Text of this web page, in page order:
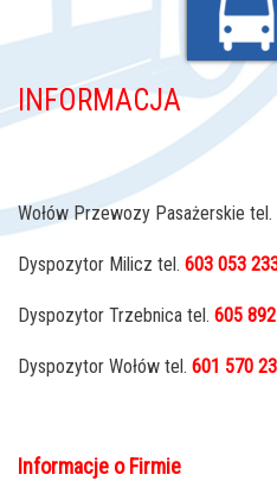
INFORMACJA
Wołów Przewozy Pasażerskie tel.
Dyspozytor Milicz tel. 603 053
Dyspozytor Trzebnica tel. 605
Dyspozytor Wołów tel. 601 570
Informacje o Firmie